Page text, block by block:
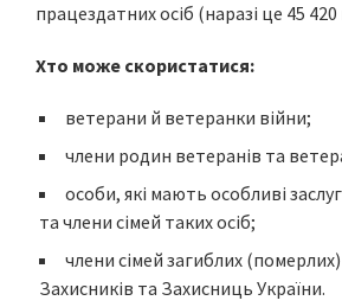
працездатних осіб (наразі це 45 420
Хто може скористатися:
ветерани й ветеранки війни;
члени родин ветеранів та
особи, які мають особливі
та члени сімей таких осіб;
члени сімей загиблих
Захисників та Захисниць України.